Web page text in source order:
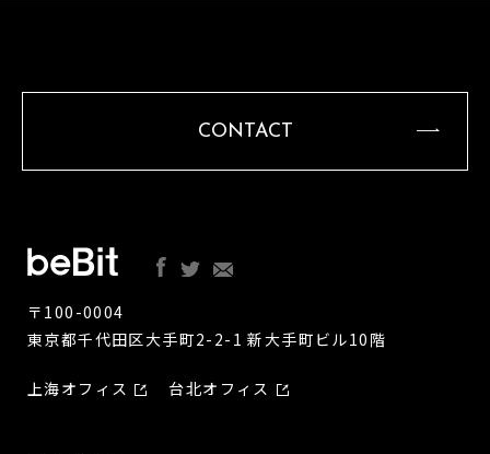
CONTACT
〒100-0004
東京都千代田区大手町2-2-1 新大手町ビル10階
上海オフィス 台北オフィス